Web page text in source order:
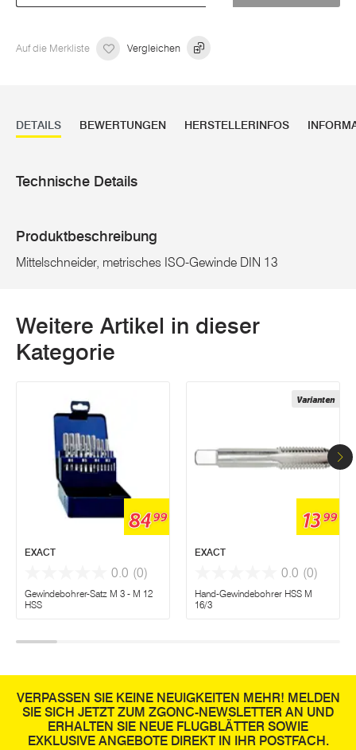
Auf die Merkliste Vergleichen
DETAILS BEWERTUNGEN HERSTELLERINFOS
Technische Details
Produktbeschreibung
Mittelschneider, metrisches ISO-Gewinde DIN 13
Weitere Artikel in dieser
Kategorie
8499
EXACT
0.0 (0)
Gewindebohrer-Satz M 3 - M 12
HSS
Varianten
1399
EXACT
0.0 (0)
Hand-Gewindebohrer HSS M
16/3
VERPASSEN SIE KEINE NEUIGKEITEN MEHR! MELDEN
SIE SICH JETZT ZUM ZGONC-NEWSLETTER AN UND
ERHALTEN SIE NEUE FLUGBLÄTTER SOWIE
EXKLUSIVE ANGEBOTE DIREKT IN IHR POSTFACH.